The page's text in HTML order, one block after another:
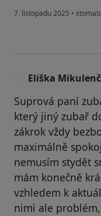
7. listopadu 2025 •
Eliška
Suprová paní
který jiný zubař
zákrok vždy
maximálně
nemusím stydět
mám konečně
vzhledem k
nimi ale